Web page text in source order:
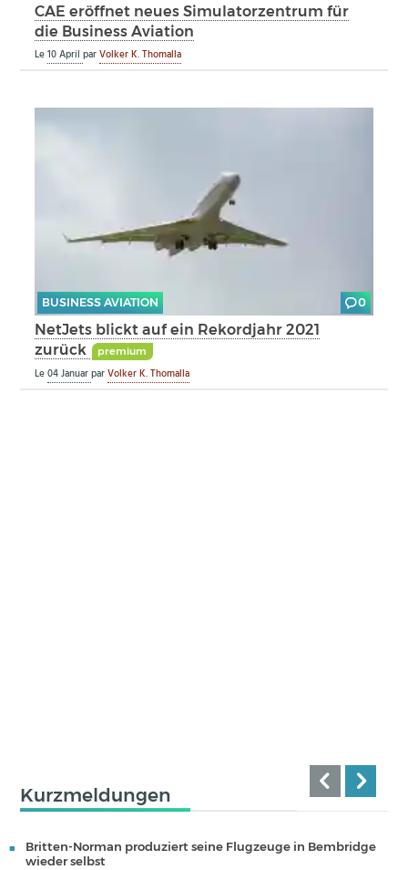
CAE eröffnet neues Simulatorzentrum für
die Business Aviation
Le10 AprilparVolker K. Thomalla
BUSINESS AVIATION 0
NetJets blickt auf ein Rekordjahr 2021
zurück
premium
Le04 JanuarparVolker K. Thomalla
Kurzmeldungen
Britten-Norman produziert seine Flugzeuge in Bembridge
wieder selbst